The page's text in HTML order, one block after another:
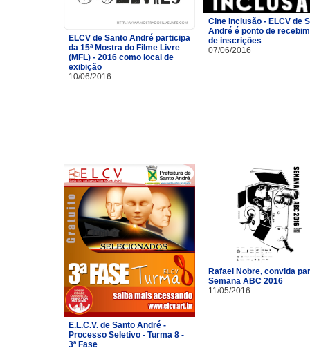
ELCV de Santo André participa
da 15ª Mostra do Filme Livre
(MFL) - 2016 como local de
exibição
10/06/2016
Cine Inclusão - ELCV de
André é ponto de
de inscrições
07/06/2016
E.L.C.V. de Santo André -
Processo Seletivo - Turma 8 -
3ª Fase
Rafael Nobre, convida
Semana ABC 2016
11/05/2016